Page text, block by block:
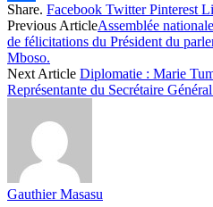
Share
Share. Facebook Twitter Pinterest
Previous ArticleAssemblée
de félicitations du Président du
Mboso.
Next Article Diplomatie : Marie
Représentante du Secrétaire
Gauthier Masasu